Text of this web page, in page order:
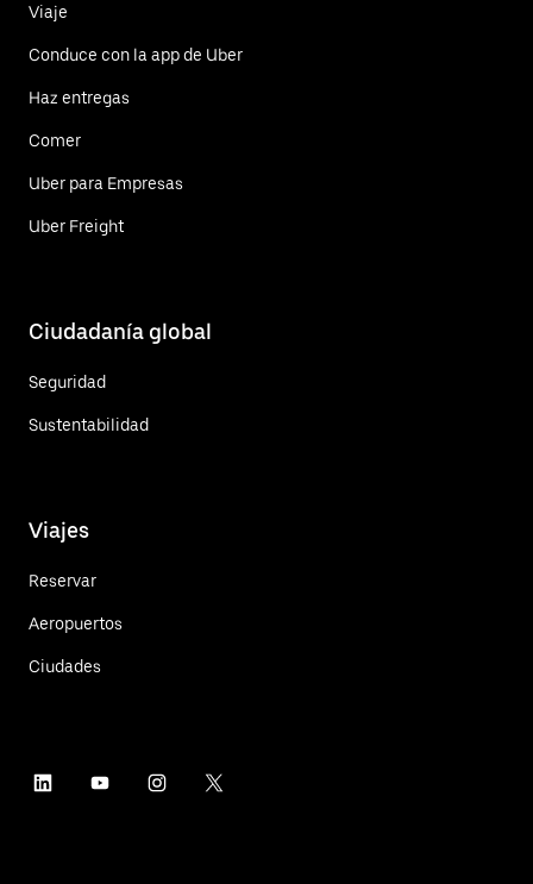
Viaje
Conduce con la app de Uber
Haz entregas
Comer
Uber para Empresas
Uber Freight
Ciudadanía global
Seguridad
Sustentabilidad
Viajes
Reservar
Aeropuertos
Ciudades